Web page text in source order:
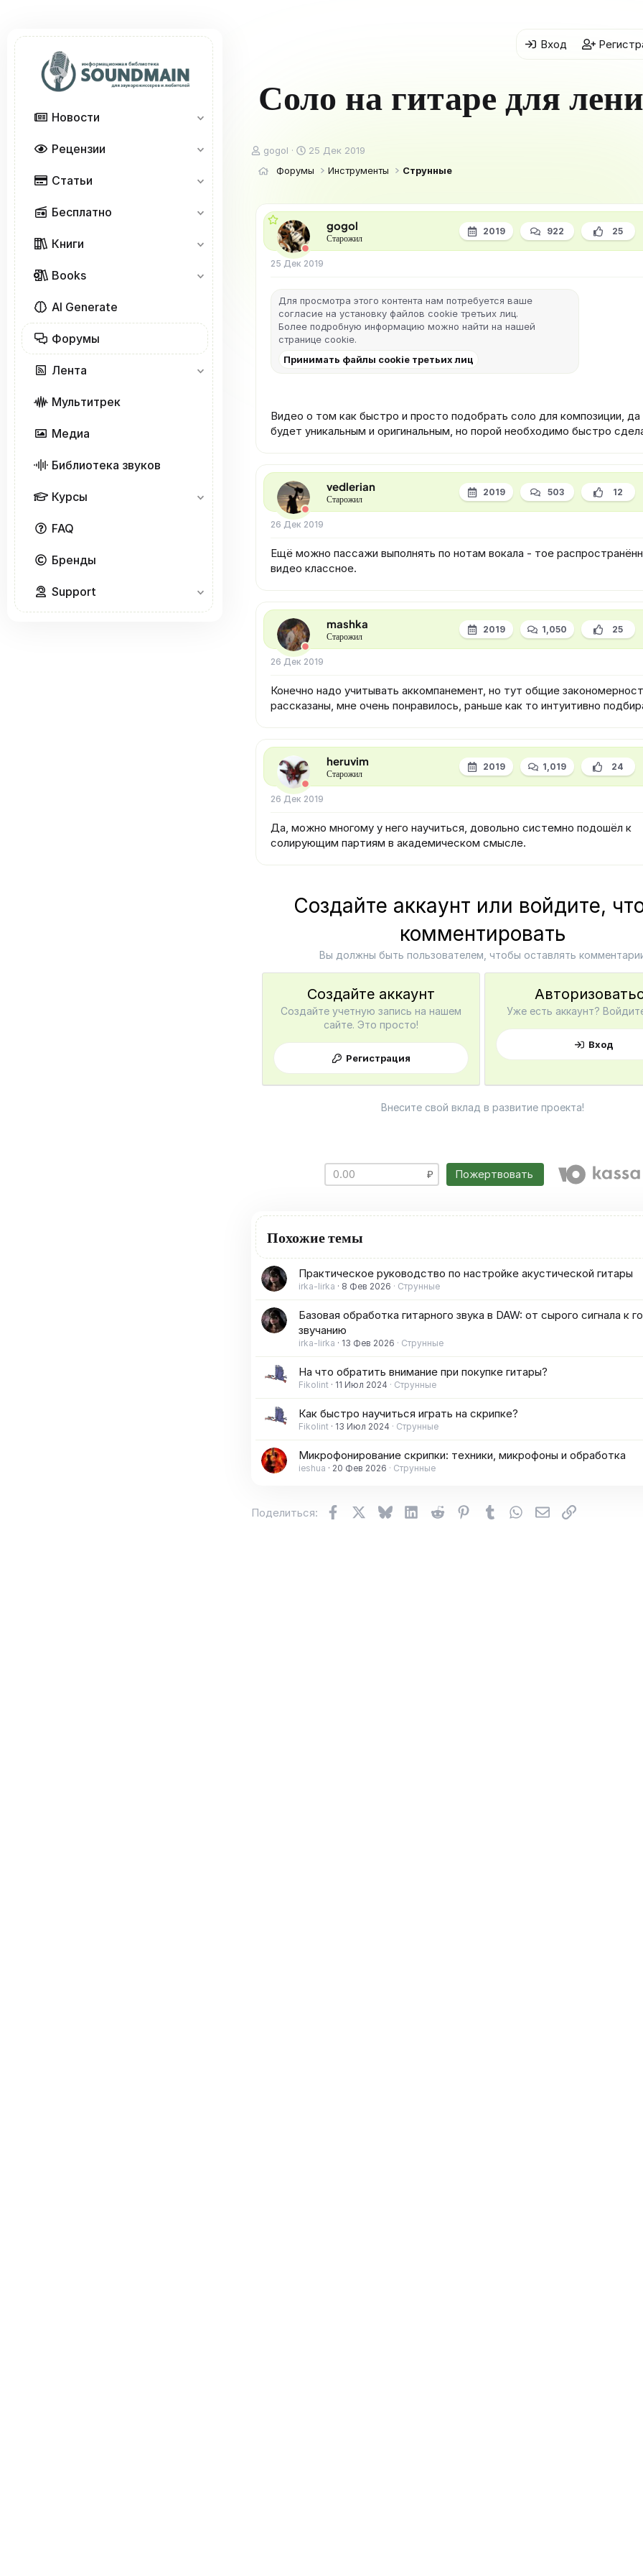
Новости
Рецензии
Статьи
Бесплатно
Книги
Books
AI Generate
Форумы
Лента
Мультитрек
Медиа
Библиотека звуков
Курсы
FAQ
Бренды
Support
Вход
Соло на гитаре для
А
т
т
м
ы
gogol
Д
т
а
ч
а
л
а
25 Дек 2019
Форумы
Инструменты Струнные
gogol
Старожил
2019 922 25
25 Дек 2019
Для просмотра этого контента нам потребуется ваше
согласие на установку файлов cookie третьих лиц.
Более подробную информацию можно найти на нашей
странице cookie.
Принимать файлы cookie третьих лиц
Видео о том как быстро и просто подобрать соло для композиции, да
будет уникальным и оригинальным, но порой необходимо быстро
vedlerian
Старожил
2019 503 12
26 Дек 2019
Ещё можно пассажи выполнять по нотам вокала - тое
видео классное.
mashka
Старожил
2019 1,050 25
26 Дек 2019
Конечно надо учитывать аккомпанемент, но тут общие
рассказаны, мне очень понравилось, раньше как то интуитивно
heruvim
Старожил
2019 1,019 24
26 Дек 2019
Да, можно многому у него научиться, довольно системно подошёл к
солирующим партиям в академическом смысле.
Создайте аккаунт или войдите,
комментировать
Вы должны быть пользователем, чтобы оставлять
Создайте аккаунт
Создайте учетную запись на нашем
сайте. Это просто!
Регистрация
Уже есть аккаунт?
Вход
Внесите свой вклад в развитие проекта!
Пожертвовать
Похожие темы
Практическое руководство по настройке акустической гитары
irka-lirka 8 Фев 2026 Струнные
Базовая обработка гитарного звука в DAW: от сырого сигнала к
звучанию
irka-lirka 13 Фев 2026 Струнные
На что обратить внимание при покупке гитары?
Fikolint 11 Июл 2024 Струнные
Как быстро научиться играть на скрипке?
Fikolint 13 Июл 2024 Струнные
Микрофонирование скрипки: техники, микрофоны и обработка
ieshua 20 Фев 2026 Струнные
Поделиться: FacebookX (Twitter)
BlueskyLinkedIn
Reddit Pinterest
Tumblr WhatsApp
Электронная почта
Ссылка